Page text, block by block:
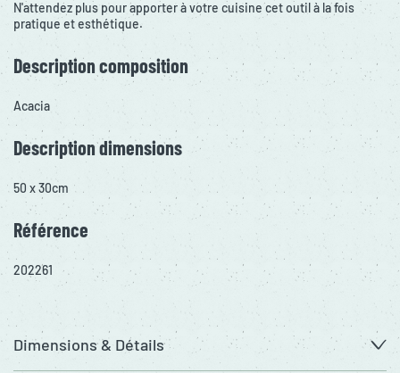
N'attendez plus pour apporter à votre cuisine cet outil à la fois
pratique et esthétique.
Description composition
Acacia
Description dimensions
50 x 30cm
Référence
202261
Dimensions & Détails